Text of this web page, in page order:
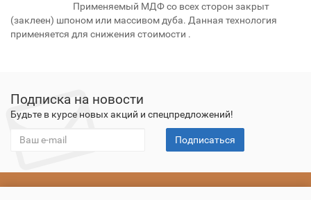
Применяемый МДФ со всех сторон закрыт
(заклеен) шпоном или массивом дуба. Данная технология
применяется для снижения стоимости .
Подписка на новости
Будьте в курсе новых акций и спецпредложений!
Подписаться